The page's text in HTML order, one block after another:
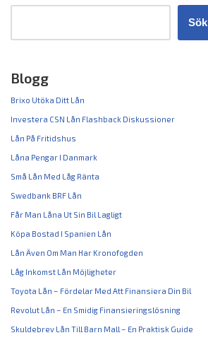
Sök
Blogg
Brixo Utöka Ditt Lån
Investera CSN Lån Flashback Diskussioner
Lån På Fritidshus
Låna Pengar I Danmark
Små Lån Med Låg Ränta
Swedbank BRF Lån
Får Man Låna Ut Sin Bil Lagligt
Köpa Bostad I Spanien Lån
Lån Även Om Man Har Kronofogden
Låg Inkomst Lån Möjligheter
Toyota Lån – Fördelar Med Att Finansiera Din Bil
Revolut Lån – En Smidig Finansieringslösning
Skuldebrev Lån Till Barn Mall – En Praktisk Guide